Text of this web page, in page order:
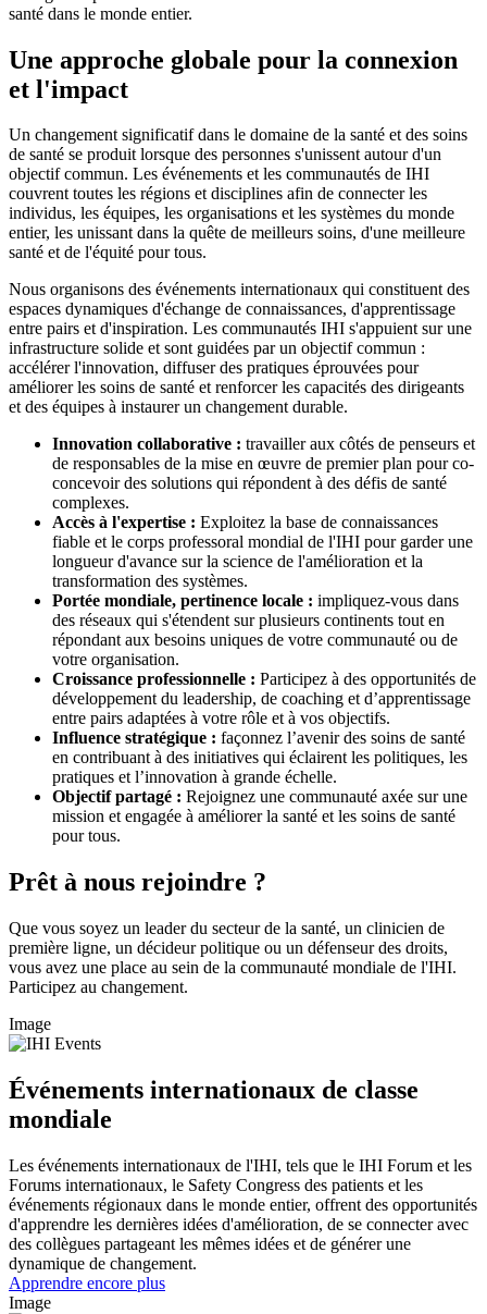
santé dans le monde entier.
Une approche globale pour la connexion
et l'impact
Un changement significatif dans le domaine de la santé et des soins
de santé se produit lorsque des personnes s'unissent autour d'un
objectif commun. Les événements et les communautés de IHI
couvrent toutes les régions et disciplines afin de connecter les
individus, les équipes, les organisations et les systèmes du monde
entier, les unissant dans la quête de meilleurs soins, d'une meilleure
santé et de l'équité pour tous.
Nous organisons des événements internationaux qui constituent des
espaces dynamiques d'échange de connaissances, d'apprentissage
entre pairs et d'inspiration. Les communautés IHI s'appuient sur une
infrastructure solide et sont guidées par un objectif commun :
accélérer l'innovation, diffuser des pratiques éprouvées pour
améliorer les soins de santé et renforcer les capacités des dirigeants
et des équipes à instaurer un changement durable.
Innovation collaborative : travailler aux côtés de penseurs et
de responsables de la mise en œuvre de premier plan pour co-
concevoir des solutions qui répondent à des défis de santé
complexes.
Accès à l'expertise : Exploitez la base de connaissances
fiable et le corps professoral mondial de l'IHI pour garder une
longueur d'avance sur la science de l'amélioration et la
transformation des systèmes.
Portée mondiale, pertinence locale : impliquez-vous dans
des réseaux qui s'étendent sur plusieurs continents tout en
répondant aux besoins uniques de votre communauté ou de
votre organisation.
Croissance professionnelle : Participez à des opportunités de
développement du leadership, de coaching et d’apprentissage
entre pairs adaptées à votre rôle et à vos objectifs.
Influence stratégique : façonnez l’avenir des soins de santé
en contribuant à des initiatives qui éclairent les politiques, les
pratiques et l’innovation à grande échelle.
Objectif partagé : Rejoignez une communauté axée sur une
mission et engagée à améliorer la santé et les soins de santé
pour tous.
Prêt à nous rejoindre ?
Que vous soyez un leader du secteur de la santé, un clinicien de
première ligne, un décideur politique ou un défenseur des droits,
vous avez une place au sein de la communauté mondiale de l'IHI.
Participez au changement.
Image
Événements internationaux de classe
mondiale
Les événements internationaux de l'IHI, tels que le IHI Forum et les
Forums internationaux, le Safety Congress des patients et les
événements régionaux dans le monde entier, offrent des opportunités
d'apprendre les dernières idées d'amélioration, de se connecter avec
des collègues partageant les mêmes idées et de générer une
dynamique de changement.
Apprendre encore plus
Image